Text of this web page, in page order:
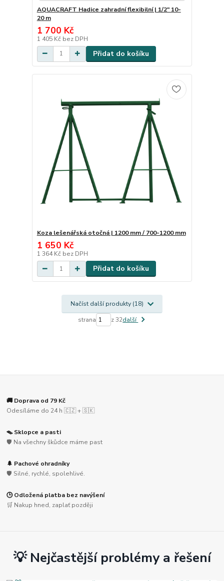
AQUACRAFT Hadice zahradní flexibilní | 1/2" 10-
20 m
1 700 Kč
1 405 Kč bez DPH
Přidat do košíku
Koza lešenářská otočná | 1200 mm / 700-1200 mm
1 650 Kč
1 364 Kč bez DPH
Přidat do košíku
Načíst další produkty (18)
strana z 32další
🚚 Doprava od 79 Kč
Odesíláme do 24 h 🇨🇿 + 🇸🇰
🪤 Sklopce a pasti
🛡️ Na všechny škůdce máme past
🌲 Pachové ohradníky
🛡️ Silné, rychlé, spolehlivé.
🕒 Odložená platba bez navýšení
🛒 Nakup hned, zaplať později
💡 Nejčastější problémy a řešení